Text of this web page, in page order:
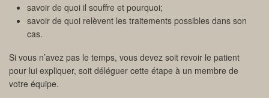
savoir de quoi il souffre et pourquoi;
savoir de quoi relèvent les traitements possibles dans son
cas.
Si vous n’avez pas le temps, vous devez soit revoir le patient
pour lui expliquer, soit déléguer cette étape à un membre de
votre équipe.